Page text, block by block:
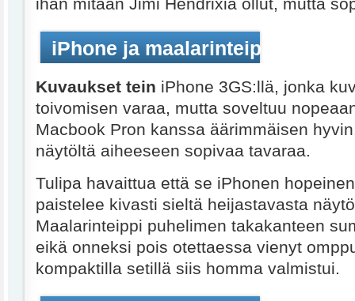
ihan mitään Jimi Hendrixiä ollut, mutta
iPhone ja maalarinteippi taas
Kuvaukset tein iPhone 3GS:llä, jonka
toivomisen varaa, mutta soveltuu
Macbook Pron kanssa äärimmäisen
näytöltä aiheeseen sopivaa tavaraa.
Tulipa havaittua että se iPhonen
paistelee kivasti sieltä heijastavasta
Maalarinteippi puhelimen takakanteen
eikä onneksi pois otettaessa vienyt
kompaktilla setillä siis homma valmistui.